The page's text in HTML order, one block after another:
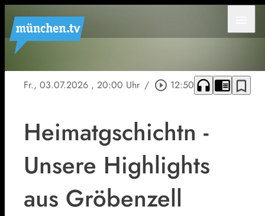
Fr., 03.07.2026 , 20:00 Uhr / play_circle_outline 12:50 headphones chrome_reader_mode bookmark_border
Heimatgschichtn -
Unsere Highlights
aus Gröbenzell